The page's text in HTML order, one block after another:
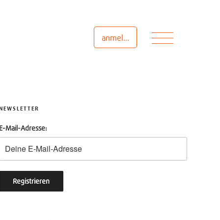
anmelden Menü
E-Mail-Adresse: